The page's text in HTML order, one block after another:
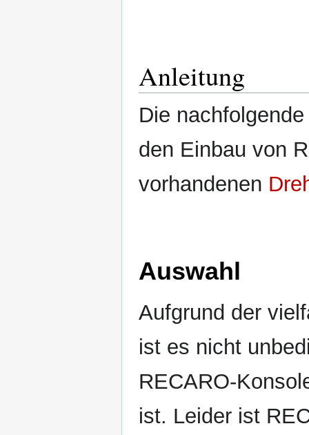
Anleitung
Die
den Einbau von
vorhandenen
Auswahl
Aufgrund der
ist es nicht
RECARO-
ist. Leider ist